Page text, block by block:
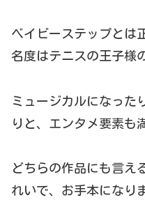
ベイビーステップとは
名度はテニスの王子様
ミュージカルになった
りと、エンタメ要素も
どちらの作品にも言え
れいで、お手本になり